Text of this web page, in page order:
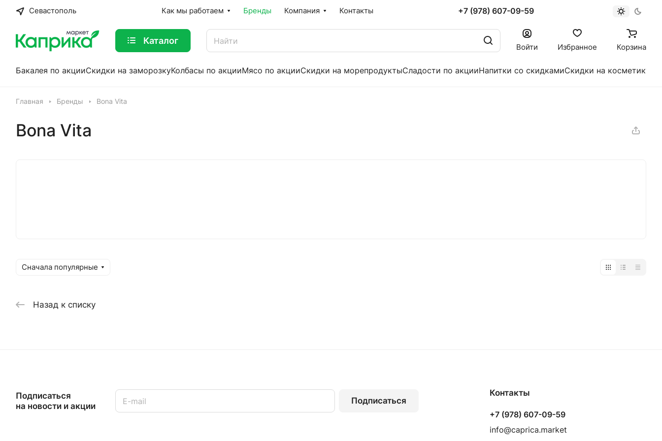
Севастополь Как мы работаем Бренды Компания Контакты +7 (978) 607-09-59
Каталог
Войти Избранное Корзина
Бакалея по акцииСкидки на заморозкуКолбасы по акцииМясо по акцииСкидки на морепродуктыСладости по акцииНапитки со скидкамиСкидки на косметику
Главная Бренды Bona Vita
Bona Vita
Сначала популярные
Назад к списку
Подписаться
на новости и акции
Подписаться
Контакты
+7 (978) 607-09-59
info@caprica.market